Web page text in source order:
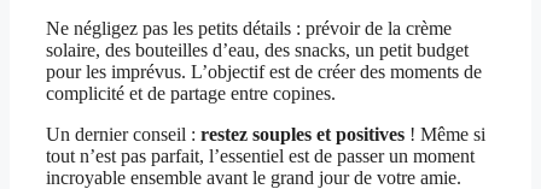
Ne négligez pas les petits détails : prévoir de la crème
solaire, des bouteilles d’eau, des snacks, un petit budget
pour les imprévus. L’objectif est de créer des moments de
complicité et de partage entre copines.
Un dernier conseil : restez souples et positives ! Même si
tout n’est pas parfait, l’essentiel est de passer un moment
incroyable ensemble avant le grand jour de votre amie.